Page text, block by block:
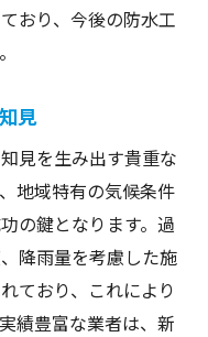
おり、今後の防水工
見
見を生み出す貴重な
地域特有の気候条件
の鍵となります。過
降雨量を考慮した施
ており、これにより
績豊富な業者は、新